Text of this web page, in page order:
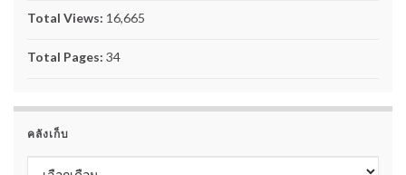
Total Views: 16,665
Total Pages: 34
คลังเก็บ
คลังเก็บ